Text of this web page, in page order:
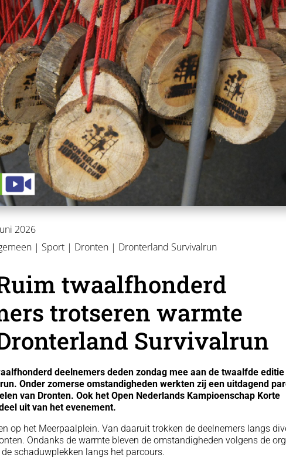
2026
| Sport| Dronten| Dronterland Survivalrun
twaalfhonderd
trotseren warmte
Survivalrun
deelnemers deden zondag mee aan de twaalfde
Onder zomerse omstandigheden werkten zij een uitdagend
van Dronten. Ook het Open Nederlands Kampioenschap Korte
uit van het evenement.
op het Meerpaalplein. Van daaruit trokken de deelnemers langs
Ondanks de warmte bleven de omstandigheden volgens de
schaduwplekken langs het parcours.